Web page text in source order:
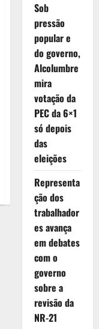
Sob
pressão
popular e
do governo,
Alcolumbre
mira
votação da
PEC da 6×1
só depois
das
eleições
Representa
ção dos
trabalhador
es avança
em debates
com o
governo
sobre a
revisão da
NR-21